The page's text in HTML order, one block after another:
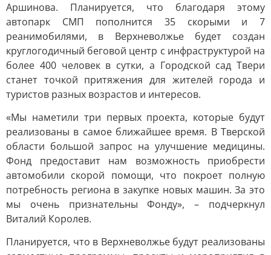
Аршинова. Планируется, что благодаря этому
автопарк СМП пополнится 35 скорыми и 7
реанимобилями, в Верхневолжье будет создан
круглогодичный беговой центр с инфраструктурой на
более 400 человек в сутки, а Городской сад Твери
станет точкой притяжения для жителей города и
туристов разных возрастов и интересов.
«Мы наметили три первых проекта, которые будут
реализованы в самое ближайшее время. В Тверской
области большой запрос на улучшение медицины.
Фонд предоставит нам возможность приобрести
автомобили скорой помощи, что покроет полную
потребность региона в закупке новых машин. За это
мы очень признательны Фонду», – подчеркнул
Виталий Королев.
Планируется, что в Верхневолжье будут реализованы